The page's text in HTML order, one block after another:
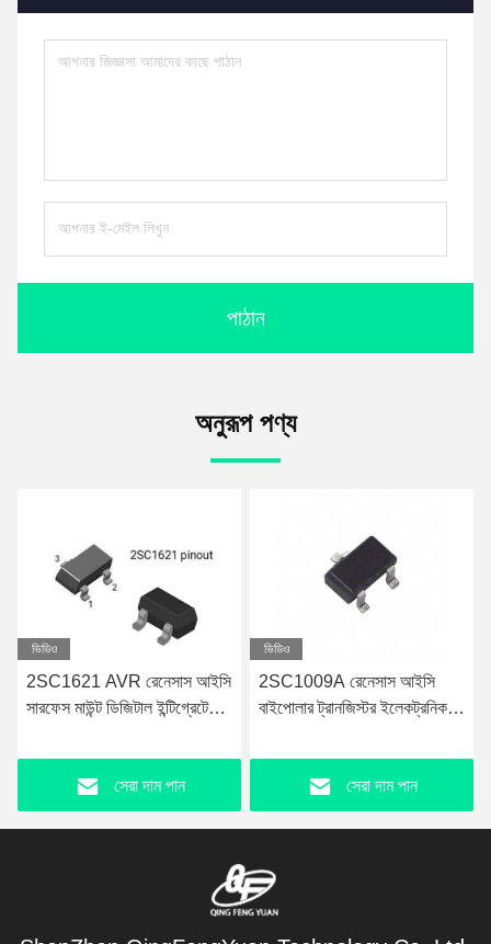
পাঠান
অনুরূপ পণ্য
ভিডিও
2SC1009A রেনেসাস আইসি
বাইপোলার ট্রানজিস্টর ইলেকট্রনিক
সেরা দাম পান
ভিডিও
CR08AS-12A-T14 #B10
রেনেসাস আইসি চিপস সারফেস মাউন্ট
সেরা দাম পান